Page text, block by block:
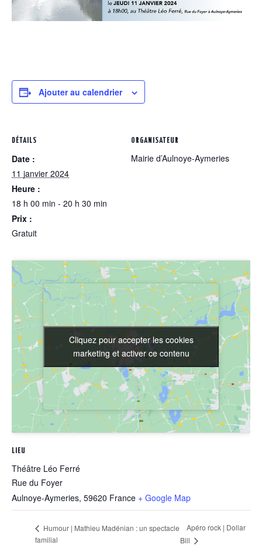
Ajouter au calendrier
DÉTAILS
Date :
11 janvier 2024
Heure :
18 h 00 min - 20 h 30 min
Prix :
Gratuit
ORGANISATEUR
Mairie d’Aulnoye-Aymeries
LIEU
Théâtre Léo Ferré
Rue du Foyer
Aulnoye-Aymeries, 59620 France + Google Map
Cliquez pour accepter les cookies
marketing et activer ce contenu
Cliquez pour accepter les cookies
marketing et activer ce contenu
Humour | Mathieu Madénian : un spectacle
familial
Apéro rock | Dollar
Bill